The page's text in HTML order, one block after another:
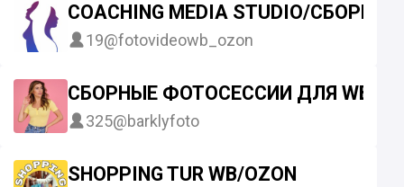
COACHING MEDIA STUDIO/
19@fotovideowb_ozon
СБОРНЫЕ ФОТОСЕССИИ ДЛЯ WB,
325@barklyfoto
SHOPPING TUR WB/OZON